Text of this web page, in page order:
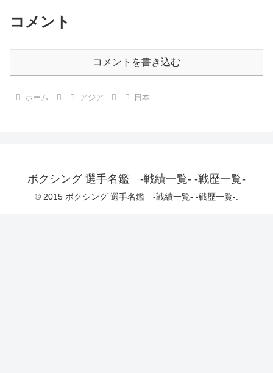
コメント
コメントを書き込む
ホーム アジア 日本
ボクシング 選手名鑑 -戦績一覧- -戦歴一覧-
© 2015 ボクシング 選手名鑑 -戦績一覧- -戦歴一覧-.